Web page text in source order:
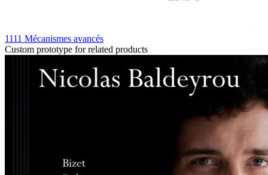
1111 Mécanismes avancés
Custom prototype for related products